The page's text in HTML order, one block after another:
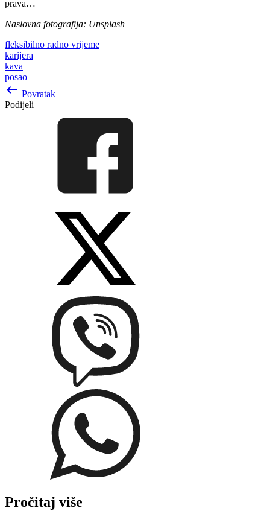
prava…
Naslovna fotografija: Unsplash+
fleksibilno radno vrijeme
karijera
kava
posao
keyboard_backspace Povratak
Podijeli
Pročitaj više